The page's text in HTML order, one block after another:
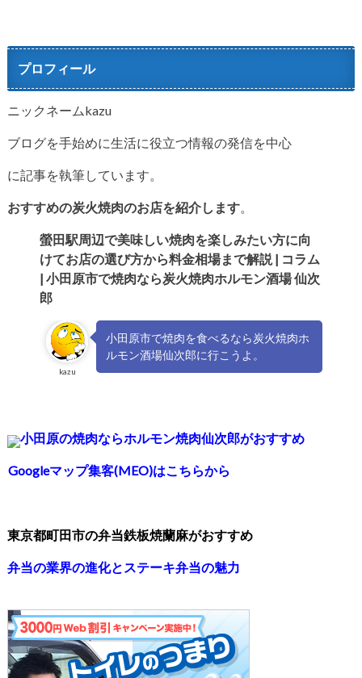
プロフィール
ニックネームkazu
ブログを手始めに生活に役立つ情報の発信を中心
に記事を執筆しています。
おすすめの炭火焼肉のお店を紹介します。
螢田駅周辺で美味しい焼肉を楽しみたい方に向
けてお店の選び方から料金相場まで解説 | コラム
| 小田原市で焼肉なら炭火焼肉ホルモン酒場 仙次
郎
kazu
小田原市で焼肉を食べるなら炭火焼肉ホ
ルモン酒場仙次郎に行こうよ。
小田原の焼肉ならホルモン焼肉仙次郎がおすすめ
Googleマップ集客(MEO)はこちらから
東京都町田市の弁当鉄板焼蘭麻がおすすめ
弁当の業界の進化とステーキ弁当の魅力